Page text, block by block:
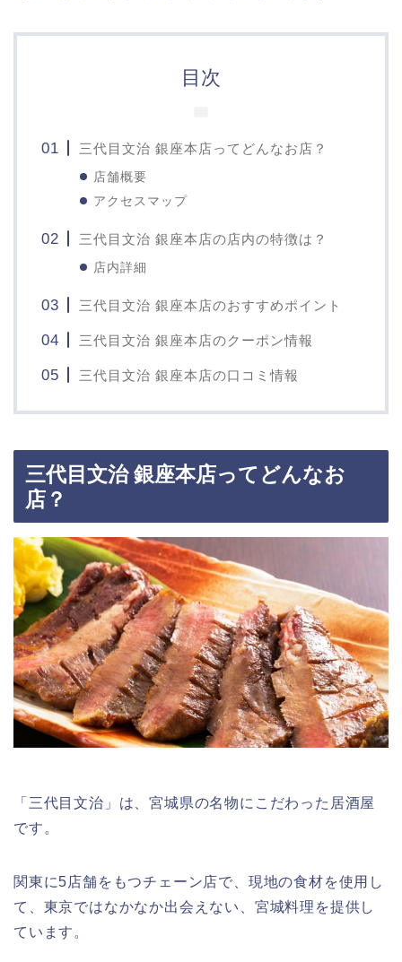
目次
三代目文治 銀座本店ってどんなお店？
店舗概要
アクセスマップ
三代目文治 銀座本店の店内の特徴は？
店内詳細
三代目文治 銀座本店のおすすめポイント
三代目文治 銀座本店のクーポン情報
三代目文治 銀座本店の口コミ情報
三代目文治 銀座本店ってどんなお
店？
「三代目文治」は、宮城県の名物にこだわった居酒屋
です。
関東に5店舗をもつチェーン店で、現地の食材を使用し
て、東京ではなかなか出会えない、宮城料理を提供し
ています。